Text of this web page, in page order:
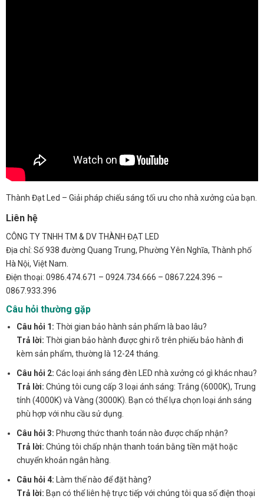
Thành Đạt Led – Giải pháp chiếu sáng tối ưu cho nhà xưởng của bạn.
Liên hệ
CÔNG TY TNHH TM & DV THÀNH ĐẠT LED
Địa chỉ: Số 938 đường Quang Trung, Phường Yên Nghĩa, Thành phố
Hà Nội, Việt Nam.
Điện thoại: 0986.474.671 – 0924.734.666 – 0867.224.396 –
0867.933.396
Câu hỏi thường gặp
Câu hỏi 1: Thời gian bảo hành sản phẩm là bao lâu?
Trả lời: Thời gian bảo hành được ghi rõ trên phiếu bảo hành đi
kèm sản phẩm, thường là 12-24 tháng.
Câu hỏi 2: Các loại ánh sáng đèn LED nhà xưởng có gì khác nhau?
Trả lời: Chúng tôi cung cấp 3 loại ánh sáng: Trắng (6000K), Trung
tính (4000K) và Vàng (3000K). Bạn có thể lựa chọn loại ánh sáng
phù hợp với nhu cầu sử dụng.
Câu hỏi 3: Phương thức thanh toán nào được chấp nhận?
Trả lời: Chúng tôi chấp nhận thanh toán bằng tiền mặt hoặc
chuyển khoản ngân hàng.
Câu hỏi 4: Làm thế nào để đặt hàng?
Trả lời: Bạn có thể liên hệ trực tiếp với chúng tôi qua số điện thoại